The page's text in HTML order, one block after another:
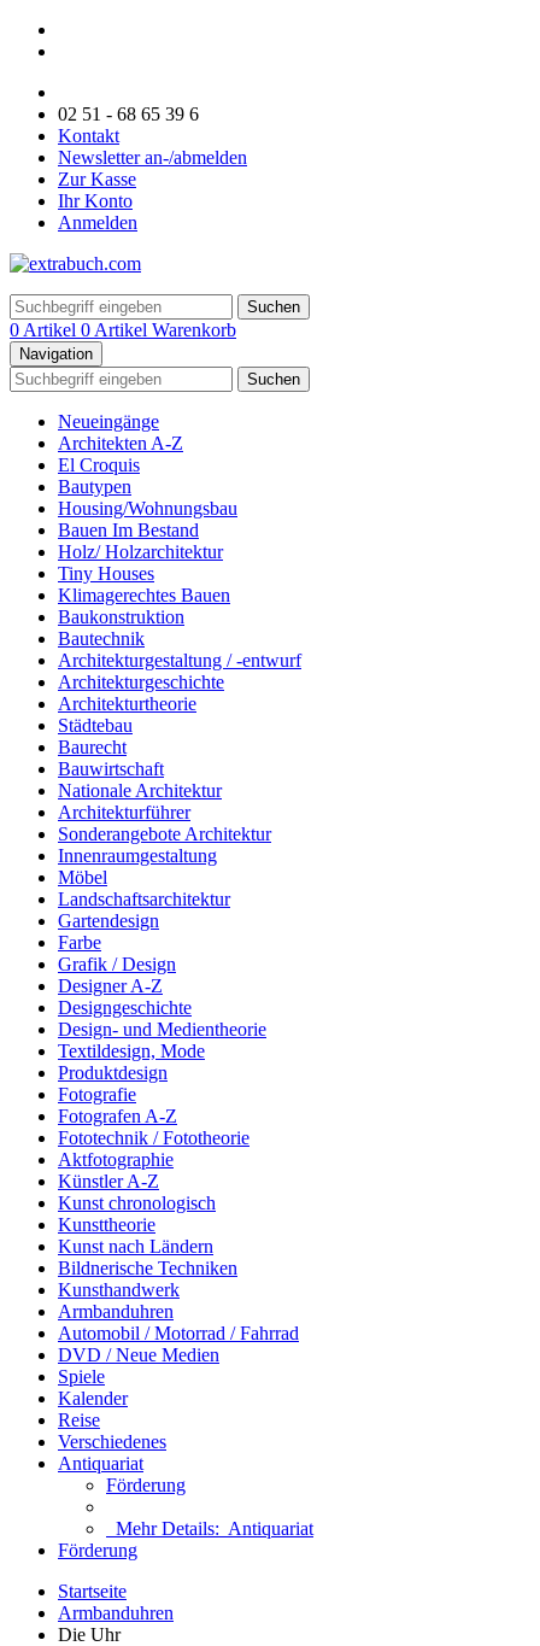
02 51 - 68 65 39 6
Kontakt
Newsletter an-/abmelden
Zur Kasse
Ihr Konto
Anmelden
Suchen
0 Artikel 0 Artikel Warenkorb
Navigation
Suchen
Neueingänge
Architekten A-Z
El Croquis
Bautypen
Housing/Wohnungsbau
Bauen Im Bestand
Holz/ Holzarchitektur
Tiny Houses
Klimagerechtes Bauen
Baukonstruktion
Bautechnik
Architekturgestaltung / -entwurf
Architekturgeschichte
Architekturtheorie
Städtebau
Baurecht
Bauwirtschaft
Nationale Architektur
Architekturführer
Sonderangebote Architektur
Innenraumgestaltung
Möbel
Landschaftsarchitektur
Gartendesign
Farbe
Grafik / Design
Designer A-Z
Designgeschichte
Design- und Medientheorie
Textildesign, Mode
Produktdesign
Fotografie
Fotografen A-Z
Fototechnik / Fototheorie
Aktfotographie
Künstler A-Z
Kunst chronologisch
Kunsttheorie
Kunst nach Ländern
Bildnerische Techniken
Kunsthandwerk
Armbanduhren
Automobil / Motorrad / Fahrrad
DVD / Neue Medien
Spiele
Kalender
Reise
Verschiedenes
Antiquariat
Förderung
Mehr Details: Antiquariat
Förderung
Startseite
Armbanduhren
Die Uhr